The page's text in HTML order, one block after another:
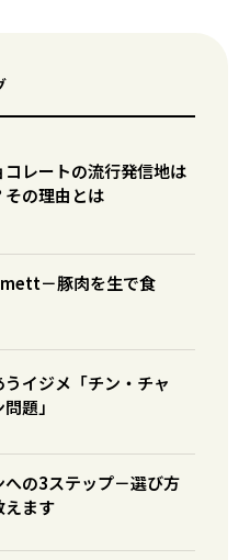
コレートの流行発信地は
その理由とは
－豚肉を生で食
イジメ「チン・チャ
題」
への3ステップ－選び方
えます